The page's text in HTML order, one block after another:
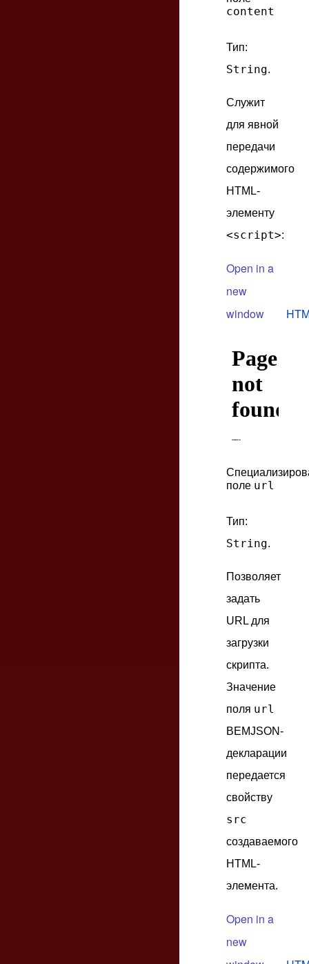
content
Тип:
String.
Служит
для явной
передачи
содержимого
HTML-
элементу
<script>:
Open in a
new
window
поле url
Тип:
String.
Позволяет
задать
URL для
загрузки
скрипта.
Значение
поля url
BEMJSON-
декларации
передается
свойству
src
создаваемого
HTML-
элемента.
Open in a
new